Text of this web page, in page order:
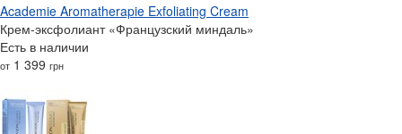
Academie Aromatherapie Exfoliating Cream
Крем-эксфолиант «Французский миндаль»
Есть в наличии
от 1 399 грн